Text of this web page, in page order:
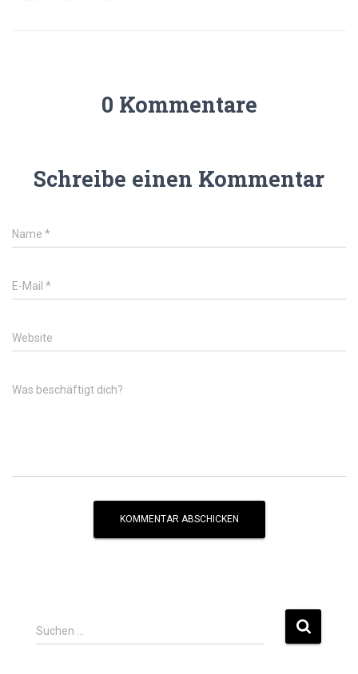
0 Kommentare
Schreibe einen Kommentar
Name *
E-Mail *
Website
Was beschäftigt dich?
Suchen …